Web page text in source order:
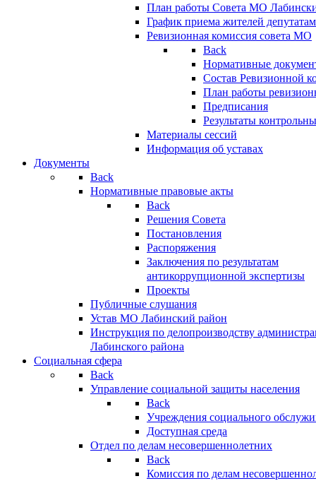
План работы Совета МО
График приема жителей
Ревизионная комиссия совета МО
Back
Нормативные
Состав Ревизионной
План работы
Предписания
Результаты
Материалы сессий
Информация об уставах
Документы
Back
Нормативные правовые акты
Back
Решения Совета
Постановления
Распоряжения
Заключения по результатам
антикоррупционной экспертизы
Проекты
Публичные слушания
Устав МО Лабинский район
Инструкция по делопроизводству
Лабинского района
Социальная сфера
Back
Управление социальной защиты населения
Back
Учреждения социального
Доступная среда
Отдел по делам несовершеннолетних
Back
Комиссия по делам